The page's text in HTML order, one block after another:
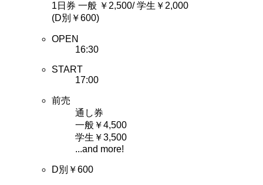
1日券 一般 ￥2,500/ 学生￥2,000
(D別￥600)
OPEN
16:30
START
17:00
前売
通し券
一般￥4,500
学生￥3,500
...and more!
D別￥600